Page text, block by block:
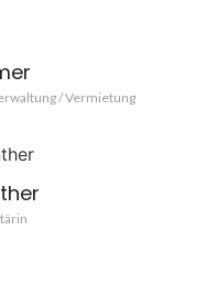
/ Vermietung